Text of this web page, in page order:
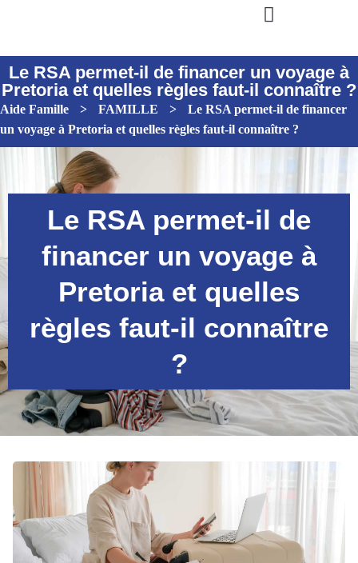
Le RSA permet-il de financer un voyage à
Pretoria et quelles règles faut-il connaître ?
Aide Famille > FAMILLE >
Le RSA permet-il de financer
un voyage à Pretoria et quelles règles faut-il connaître ?
Le RSA permet-il de
financer un voyage à
Pretoria et quelles
règles faut-il connaître
?